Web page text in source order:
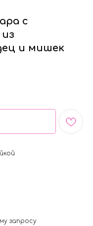
с
и мишек
запросу